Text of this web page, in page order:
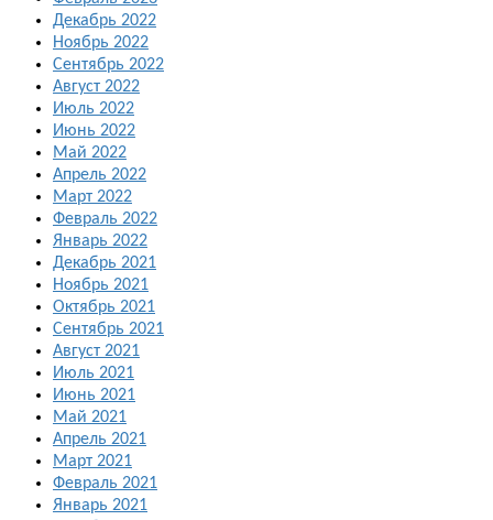
Декабрь 2022
Ноябрь 2022
Сентябрь 2022
Август 2022
Июль 2022
Июнь 2022
Май 2022
Апрель 2022
Март 2022
Февраль 2022
Январь 2022
Декабрь 2021
Ноябрь 2021
Октябрь 2021
Сентябрь 2021
Август 2021
Июль 2021
Июнь 2021
Май 2021
Апрель 2021
Март 2021
Февраль 2021
Январь 2021